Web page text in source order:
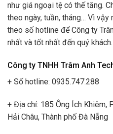
như giá ngoại tệ có thế tăng.
theo ngày, tuần, tháng… Vì
theo số hotline để Công ty
nhất và tốt nhất đến quý
Công ty TNHH Trâm Anh
+ Số hotline: 0935.747.288
+ Địa chỉ: 185 Ông Ích Khiêm,
Hải Châu, Thành phố Đà Nẵng